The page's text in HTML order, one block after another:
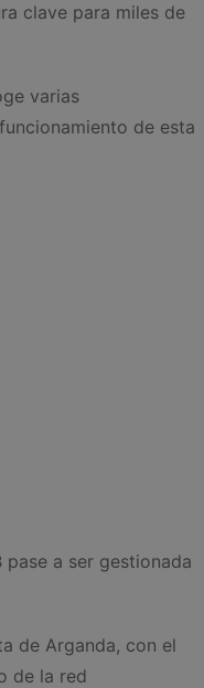
clave para miles de
varias
de esta
pase a ser gestionada
de Arganda, con el
de la red